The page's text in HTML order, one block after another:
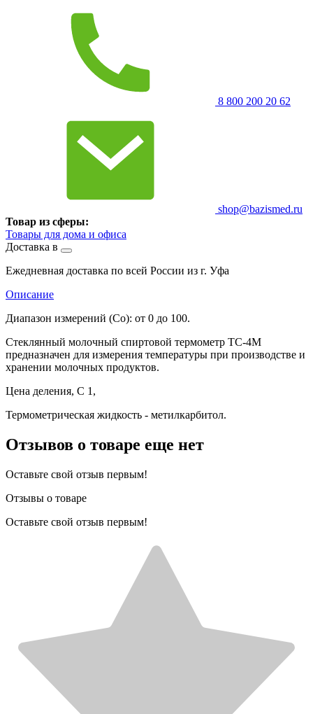
8 800 200 20 62
shop@bazismed.ru
Товар из сферы:
Товары для дома и офиса
Доставка в
Ежедневная доставка по всей России из г. Уфа
Описание
Диапазон измерений (Co): от 0 до 100.
Стеклянный молочный спиртовой термометр ТС-4М
предназначен для измерения температуры при производстве и
хранении молочных продуктов.
Цена деления, С 1,
Термометрическая жидкость - метилкарбитол.
Отзывов о товаре еще нет
Оставьте свой отзыв первым!
Отзывы о товаре
Оставьте свой отзыв первым!